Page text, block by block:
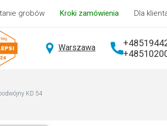
grobów Kroki zamówienia Dla
Warszawa
KD 54